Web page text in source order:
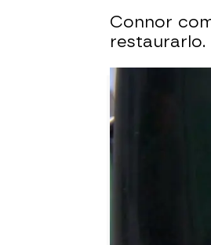
Connor
restaurarlo.